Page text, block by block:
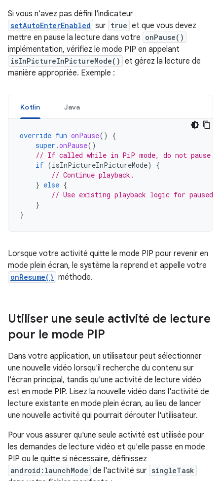
Si vous n'avez pas défini l'indicateur
setAutoEnterEnabled sur true et que vous devez
mettre en pause la lecture dans votre onPause()
implémentation, vérifiez le mode PIP en appelant
isInPictureInPictureMode() et gérez la lecture de
manière appropriée. Exemple :
Kotlin Java
override fun onPause()
{
super .onPause()
// If called while in PiP mode, do not pause
if (isInPictureInPictureMode)
{
// Continue playback.
} else {
// Use existing playback logic for paused
}
}
Lorsque votre activité quitte le mode PIP pour revenir en
mode plein écran, le système la reprend et appelle votre
onResume() méthode.
Utiliser une seule activité de lecture
pour le mode PIP
Dans votre application, un utilisateur peut sélectionner
une nouvelle vidéo lorsqu'il recherche du contenu sur
l'écran principal, tandis qu'une activité de lecture vidéo
est en mode PIP. Lisez la nouvelle vidéo dans l'activité de
lecture existante en mode plein écran, au lieu de lancer
une nouvelle activité qui pourrait dérouter l'utilisateur.
Pour vous assurer qu'une seule activité est utilisée pour
les demandes de lecture vidéo et qu'elle passe en mode
PIP ou le quitte si nécessaire, définissez
android:launchMode de l'activité sur singleTask